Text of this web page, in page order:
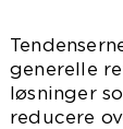
generelle
løsninger
reducere